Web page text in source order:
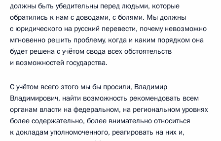
должны быть убедительны перед людьми, которые
обратились к нам с доводами, с болями. Мы должны
с юридического на русский перевести, почему невозможно
мгновенно решить проблему, когда и каким порядком она
будет решена с учётом свода всех обстоятельств
и возможностей государства.
С учётом всего этого мы бы просили, Владимир
Владимирович, найти возможность рекомендовать всем
органам власти на федеральном, на региональном уровнях
более содержательно, более внимательно относиться
к докладам уполномоченного, реагировать на них и,